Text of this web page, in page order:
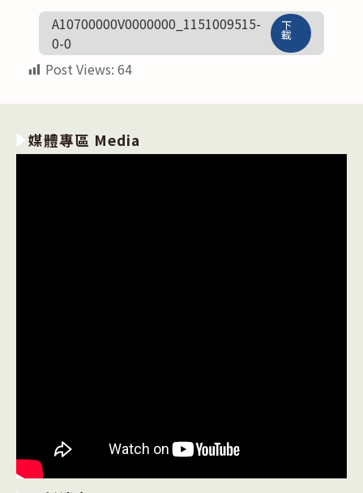
A10700000V0000000_1151009515-
0-0
下
載
Post Views: 64
媒體專區 Media